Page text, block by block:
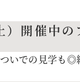
ーポリシー 運営
）開催中の
ついでの見学も